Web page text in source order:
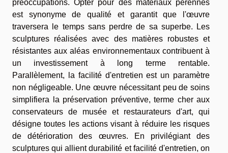
préoccupations. Opter pour des matériaux pérennes
est synonyme de qualité et garantit que l'œuvre
traversera le temps sans perdre de sa superbe. Les
sculptures réalisées avec des matières robustes et
résistantes aux aléas environnementaux contribuent à
un investissement à long terme rentable.
Parallèlement, la facilité d'entretien est un paramètre
non négligeable. Une œuvre nécessitant peu de soins
simplifiera la préservation préventive, terme cher aux
conservateurs de musée et restaurateurs d'art, qui
désigne toutes les actions visant à réduire les risques
de détérioration des œuvres. En privilégiant des
sculptures qui allient durabilité et facilité d'entretien, on